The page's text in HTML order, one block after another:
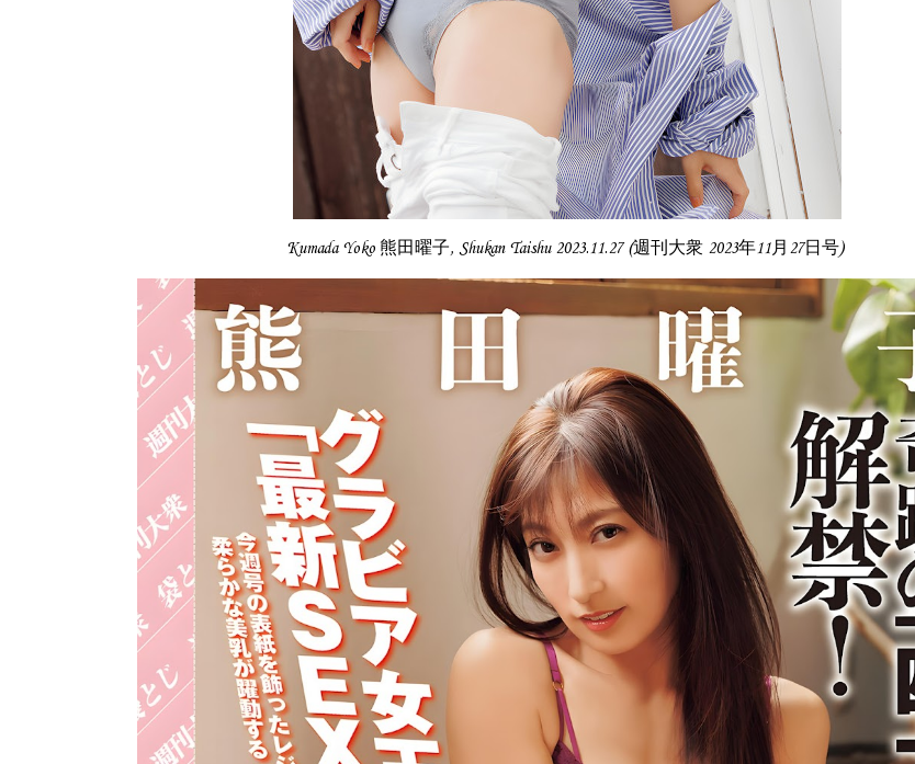
Kumada Yoko 熊田曜子, Shukan Taishu 2023.11.27 (週刊大衆 2023年11月27日号)